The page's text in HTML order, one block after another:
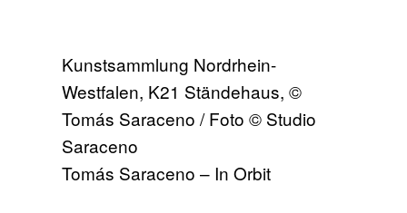
Kunstsammlung Nordrhein-
Westfalen, K21 Ständehaus, ©
Tomás Saraceno / Foto © Studio
Saraceno
Tomás Saraceno – In Orbit